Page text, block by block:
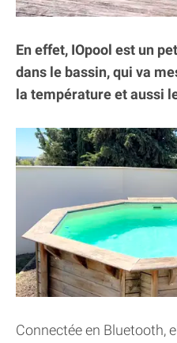
En effet, IOpool est un
dans le bassin, qui va
la température et aussi
Connectée en Bluetooth,